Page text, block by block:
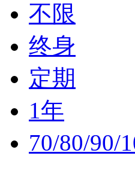
不限
终身
定期
1年
70/80/90/